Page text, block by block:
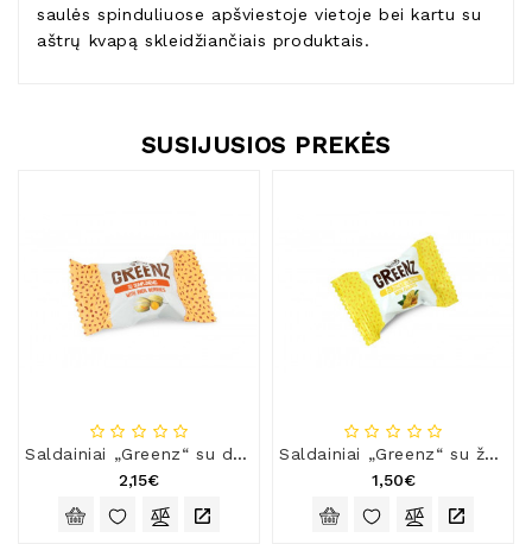
saulės spinduliuose apšviestoje vietoje bei kartu su
aštrų kvapą skleidžiančiais produktais.
SUSIJUSIOS PREKĖS
Saldainiai „Greenz“ su dumplūnėmis
2,15€
Saldainiai „Greenz“ su žemės riešutais
1,50€